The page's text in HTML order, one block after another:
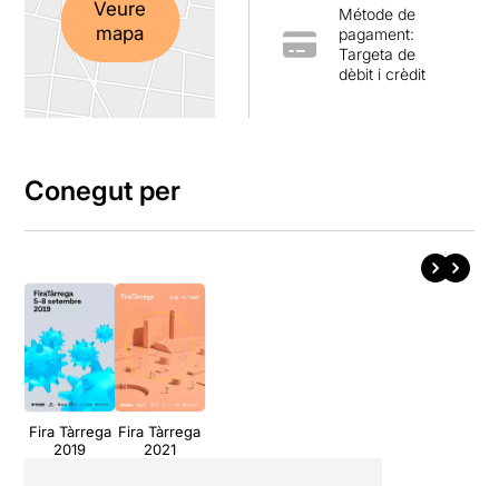
Veure
mapa
Métode de
pagament:
Targeta de
dèbit i crèdit
Conegut per
Fira Tàrrega
2019
Fira Tàrrega
2021